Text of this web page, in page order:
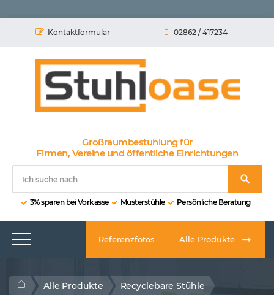
Kontaktformular 02862 / 417234
Großraumbestuhlung für
Firmen, Vereine und öffentliche Einrichtungen
3% sparen bei Vorkasse Musterstühle Persönliche Beratung
Referenzfotos Alle Produkte
Alle Produkte
Recyclebare Stühle